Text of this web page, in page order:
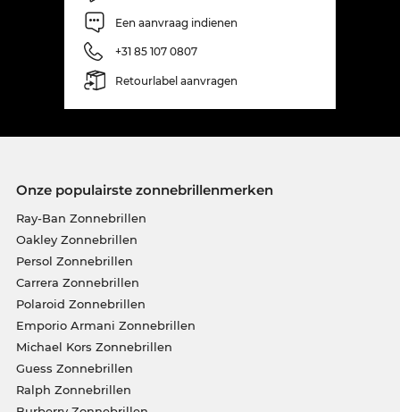
Een aanvraag indienen
+31 85 107 0807
Retourlabel aanvragen
Onze populairste zonnebrillenmerken
Ray-Ban Zonnebrillen
Oakley Zonnebrillen
Persol Zonnebrillen
Carrera Zonnebrillen
Polaroid Zonnebrillen
Emporio Armani Zonnebrillen
Michael Kors Zonnebrillen
Guess Zonnebrillen
Ralph Zonnebrillen